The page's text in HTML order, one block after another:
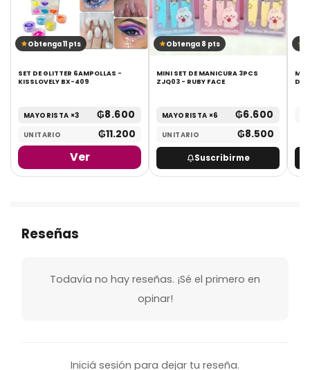
Obtenga 11 pts
SET DE GLITTER 6AMPOLLAS -
KISSLOVELY BX-409
MAYORISTA ×3 ₲8.600
UNITARIO ₲11.200
Ver
Obtenga 8 pts
MINI SET DE MANICURA 3PCS
ZJQ03 - RUBY FACE
MAYORISTA ×6 ₲6.600
UNITARIO ₲8.500
Suscribirme
DE
Reseñas
Todavía no hay reseñas. ¡Sé el primero en
opinar!
Iniciá sesión para dejar tu reseña.